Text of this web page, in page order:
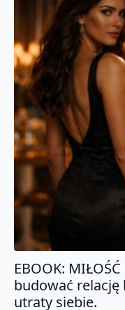
EBOOK:
budować relację
utraty siebie.